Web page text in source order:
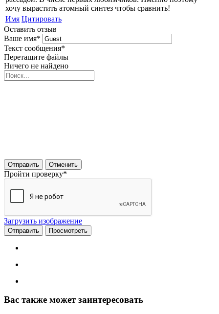
хочу вырастить атомный синтез чтобы сравнить!
Имя Цитировать
Оставить отзыв
Ваше имя*
Текст сообщения*
Перетащите файлы
Ничего не найдено
Отправить Отменить
Пройти проверку*
Загрузить изображение
Вас также может заинтересовать